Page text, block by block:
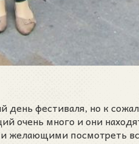
фестиваля, но к
очень много и они
желающими посмотреть